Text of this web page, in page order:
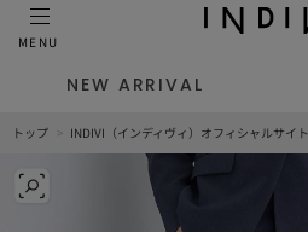
MENU
NEW ARRIVAL
トップ INDIVI（インディヴィ）オフィシャルサイト